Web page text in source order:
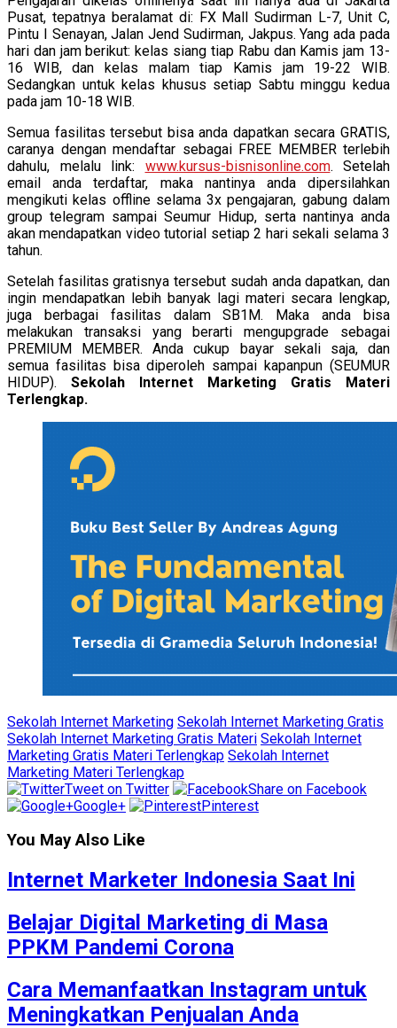
Pusat, tepatnya beralamat di: FX Mall Sudirman L-7, Unit C,
Pintu I Senayan, Jalan Jend Sudirman, Jakpus. Yang ada pada
hari dan jam berikut: kelas siang tiap Rabu dan Kamis jam 13-
16 WIB, dan kelas malam tiap Kamis jam 19-22 WIB.
Sedangkan untuk kelas khusus setiap Sabtu minggu kedua
pada jam 10-18 WIB.
Semua fasilitas tersebut bisa anda dapatkan secara GRATIS,
caranya dengan mendaftar sebagai FREE MEMBER terlebih
dahulu, melalu link: www.kursus-bisnisonline.com. Setelah
email anda terdaftar, maka nantinya anda dipersilahkan
mengikuti kelas offline selama 3x pengajaran, gabung dalam
group telegram sampai Seumur Hidup, serta nantinya anda
akan mendapatkan video tutorial setiap 2 hari sekali selama 3
tahun.
Setelah fasilitas gratisnya tersebut sudah anda dapatkan, dan
ingin mendapatkan lebih banyak lagi materi secara lengkap,
juga berbagai fasilitas dalam SB1M. Maka anda bisa
melakukan transaksi yang berarti mengupgrade sebagai
PREMIUM MEMBER. Anda cukup bayar sekali saja, dan
semua fasilitas bisa diperoleh sampai kapanpun (SEUMUR
HIDUP). Sekolah Internet Marketing Gratis Materi
Terlengkap.
Sekolah Internet Marketing Sekolah Internet Marketing Gratis
Sekolah Internet Marketing Gratis Materi Sekolah Internet
Marketing Gratis Materi Terlengkap Sekolah Internet
Marketing Materi Terlengkap
Tweet on Twitter
Share on Facebook
Google+
Pinterest
You May Also Like
Internet Marketer Indonesia Saat Ini
Belajar Digital Marketing di Masa
PPKM Pandemi Corona
Cara Memanfaatkan Instagram untuk
Meningkatkan Penjualan Anda